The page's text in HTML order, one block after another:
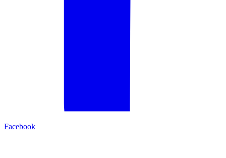
Facebook